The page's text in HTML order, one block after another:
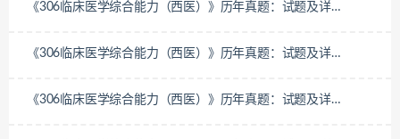
《306临床医学综合能力（西医）》历年真题：试题及详
《306临床医学综合能力（西医）》历年真题：试题及详
《306临床医学综合能力（西医）》历年真题：试题及详